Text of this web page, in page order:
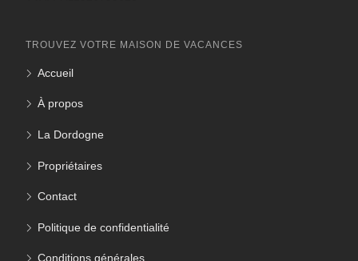
TROUVEZ VOTRE MAISON DE VACANCES
Accueil
À propos
La Dordogne
Propriétaires
Contact
Politique de confidentialité
Conditions générales